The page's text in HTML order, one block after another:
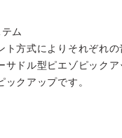
ム
ト方式によりそれぞれ
サドル型ピエゾピック
クアップです。